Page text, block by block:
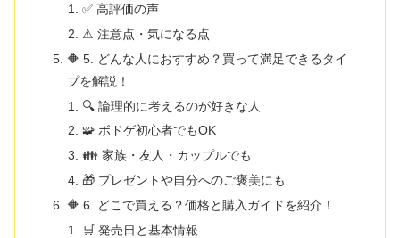
✅ 高評価の声
⚠ 注意点・気になる点
🔶 5. どんな人におすすめ？買って満足できるタイ
プを解説！
🔍 論理的に考えるのが好きな人
🧩 ボドゲ初心者でもOK
👪 家族・友人・カップルでも
🎁 プレゼントや自分へのご褒美にも
🔶 6. どこで買える？価格と購入ガイドを紹介！
🛒 発売日と基本情報